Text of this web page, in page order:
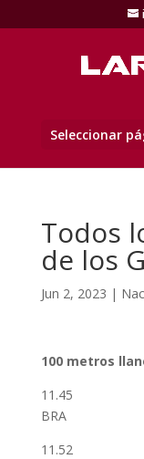
Seleccionar
Todos
de los
Jun 2, 2023 |
100
11.45
BRA
11.52